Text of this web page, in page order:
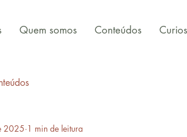
Quem somos Conteúdos
2025 1 min de leitura